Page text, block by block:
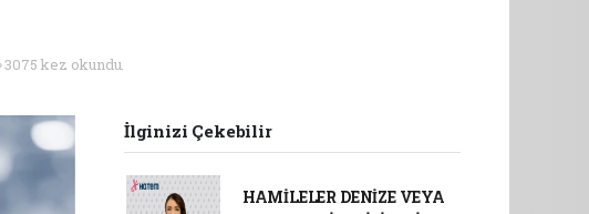
3075 kez okundu.
İlginizi Çekebilir
HAMİLELER DENİZE VEYA